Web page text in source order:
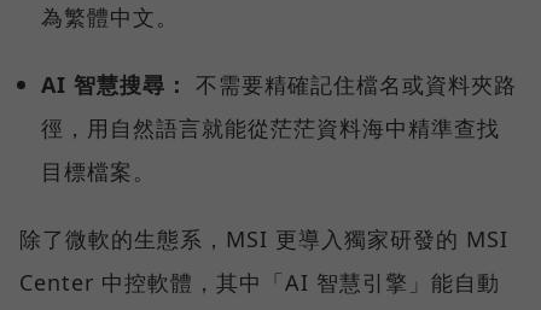
為繁體中文。
AI 智慧搜尋： 不需要精確記住檔名或資料夾路
徑，用自然語言就能從茫茫資料海中精準查找
目標檔案。
除了微軟的生態系，MSI 更導入獨家研發的 MSI
Center 中控軟體，其中「AI 智慧引擎」能自動